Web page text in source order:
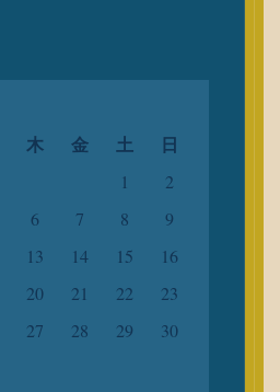
木 金 土 日
1
2
6 7 8
9
13 14 15
16
20 21 22
23
27 28 29
30